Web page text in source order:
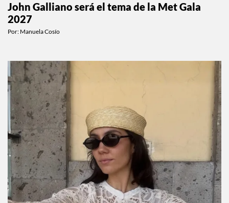
John Galliano será el tema de la Met Gala
2027
Por: Manuela Cosío